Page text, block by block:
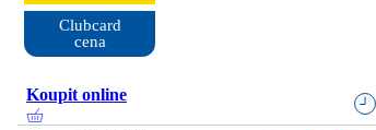
Clubcard
cena
Koupit online